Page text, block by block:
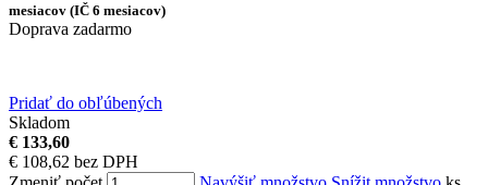
mesiacov (IČ 6 mesiacov)
Doprava zadarmo
Pridať do obľúbených
Skladom
€ 133,60
€ 108,62 bez DPH